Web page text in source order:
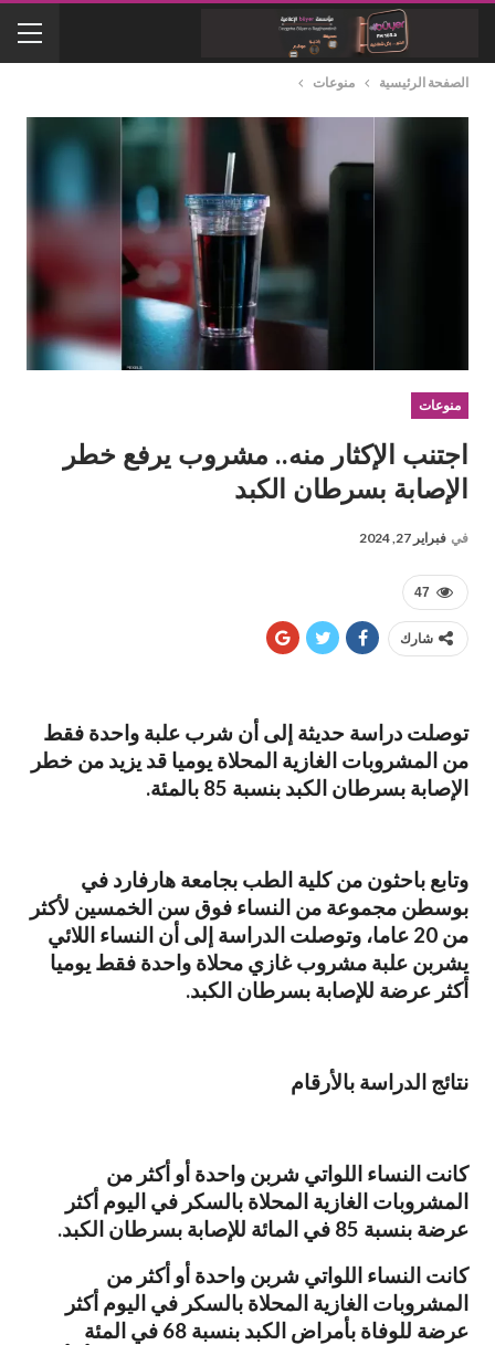
الصفحة الرئيسية منوعات
منوعات
اجتنب الإكثار منه.. مشروب يرفع خطر
الإصابة بسرطان الكبد
في فبراير 27, 2024
47
شارك
توصلت دراسة حديثة إلى أن شرب علبة واحدة فقط
من المشروبات الغازية المحلاة يوميا قد يزيد من خطر
الإصابة بسرطان الكبد بنسبة 85 بالمئة.
وتابع باحثون من كلية الطب بجامعة هارفارد في
بوسطن مجموعة من النساء فوق سن الخمسين لأكثر
من 20 عاما، وتوصلت الدراسة إلى أن النساء اللائي
يشربن علبة مشروب غازي محلاة واحدة فقط يوميا
أكثر عرضة للإصابة بسرطان الكبد.
نتائج الدراسة بالأرقام
كانت النساء اللواتي شربن واحدة أو أكثر من
المشروبات الغازية المحلاة بالسكر في اليوم أكثر
عرضة بنسبة 85 في المائة للإصابة بسرطان الكبد.
كانت النساء اللواتي شربن واحدة أو أكثر من
المشروبات الغازية المحلاة بالسكر في اليوم أكثر
عرضة للوفاة بأمراض الكبد بنسبة 68 في المئة